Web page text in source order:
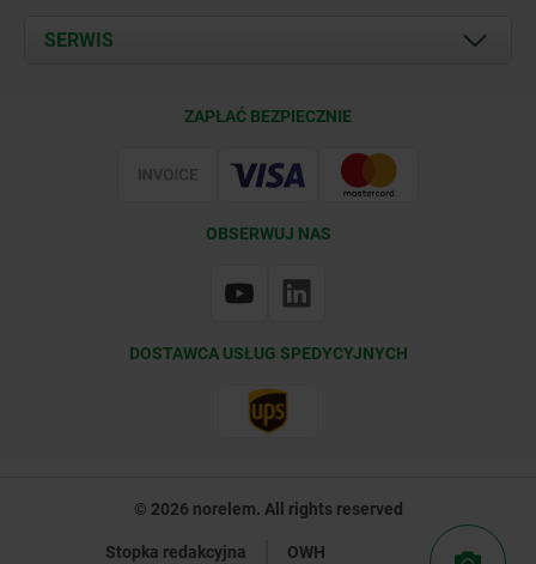
Kontakt
Documents
SERWIS
ZAPŁAĆ BEZPIECZNIE
OBSERWUJ NAS
DOSTAWCA USŁUG SPEDYCYJNYCH
© 2026 norelem. All rights reserved
Stopka redakcyjna OWH